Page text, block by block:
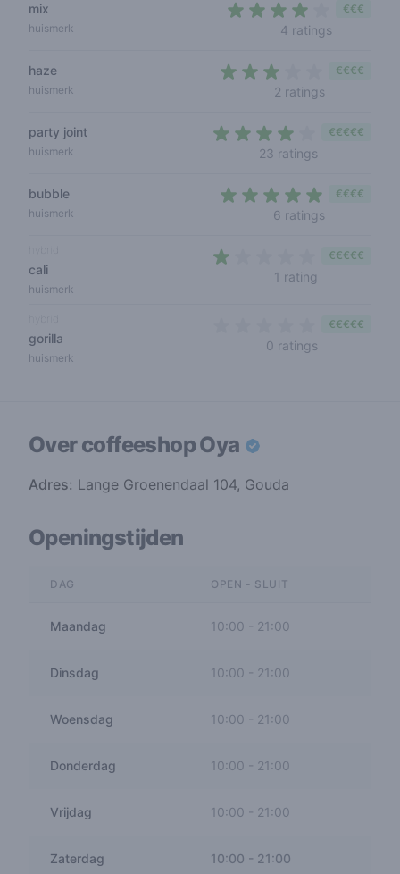
mix
huismerk 4 ratings
€€€
haze
huismerk 2 ratings
€€€€
party joint
huismerk 23 ratings
€€€€€
bubble
huismerk 6 ratings
€€€€
cali
huismerk
1 rating
€€€€€
gorilla
huismerk
0 ratings
€€€€€
Over coffeeshopOya
Adres: Lange Groenendaal 104, Gouda
Openingstijden
DAG OPEN - SLUIT
Maandag 10:00 - 21:00
Dinsdag 10:00 21:00
Woensdag 10:00 - 21:00
Donderdag 10:00 21:00
Vrijdag 10:00 - 21:00
Zaterdag 10:00 - 21:00